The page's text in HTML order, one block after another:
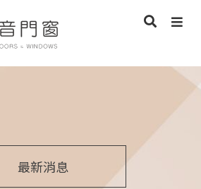
最新消息